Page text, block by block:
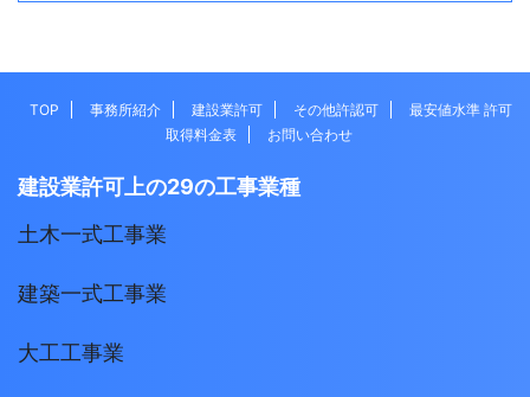
TOP 事務所紹介 建設業許可 その他許認可
最安値水準 許可
取得料金表
お問い合わせ
建設業許可上の29の工事業種
土木一式工事業
建築一式工事業
大工工事業